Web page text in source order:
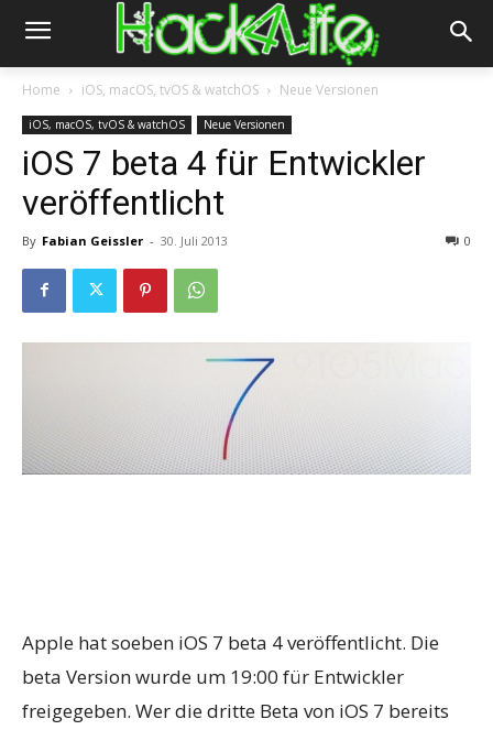
Home iOS, macOS, tvOS & watchOS Neue Versionen
iOS, macOS, tvOS & watchOS Neue Versionen
iOS 7 beta 4 für Entwickler
veröffentlicht
By Fabian Geissler - 30. Juli 2013 0
Apple hat soeben iOS 7 beta 4 veröffentlicht. Die
beta Version wurde um 19:00 für Entwickler
freigegeben. Wer die dritte Beta von iOS 7 bereits